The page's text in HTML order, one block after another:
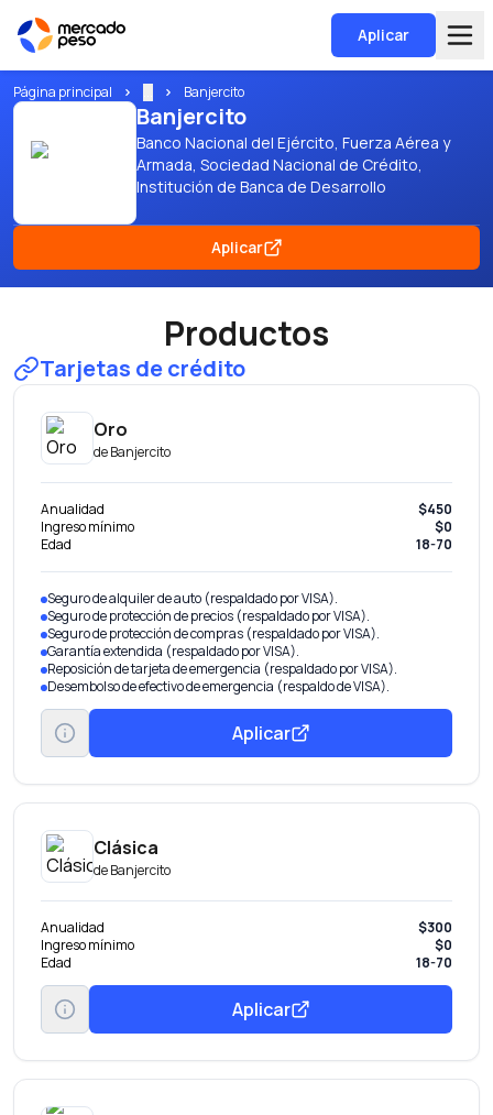
Aplicar
Página principal Banjercito
Banjercito
Banco Nacional del Ejército, Fuerza Aérea y
Armada, Sociedad Nacional de Crédito,
Institución de Banca de Desarrollo
Aplicar
Productos
Tarjetas de crédito
Oro
deBanjercito
Anualidad
$450
Ingreso mínimo
$0
Edad
18-70
Seguro de alquiler de auto (respaldado por VISA).
Seguro de protección de precios (respaldado por VISA).
Seguro de protección de compras (respaldado por VISA).
Garantía extendida (respaldado por VISA).
Reposición de tarjeta de emergencia (respaldado por VISA).
Desembolso de efectivo de emergencia (respaldo de VISA).
Aplicar
Clásica
deBanjercito
Anualidad
$300
Ingreso mínimo
$0
Edad
18-70
Aplicar